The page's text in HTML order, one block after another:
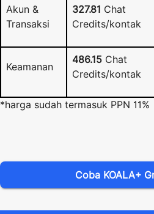
Akun &
Transaksi
327.81 Chat
Credits/kontak
Keamanan
486.15 Chat
Credits/kontak
*harga sudah termasuk PPN 11%
Coba KOALA+